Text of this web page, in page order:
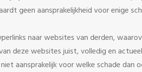
geen aansprakelijkheid voor enige
naar websites van derden,
deze websites juist, volledig en
aansprakelijk voor welke schade